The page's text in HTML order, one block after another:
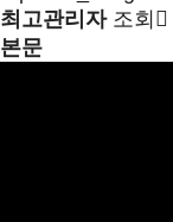
최고관리자 조회
본문